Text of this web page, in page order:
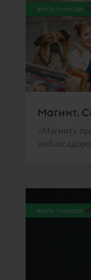
всего голосов:
Магнит.
«Магнит»
всего голосов: